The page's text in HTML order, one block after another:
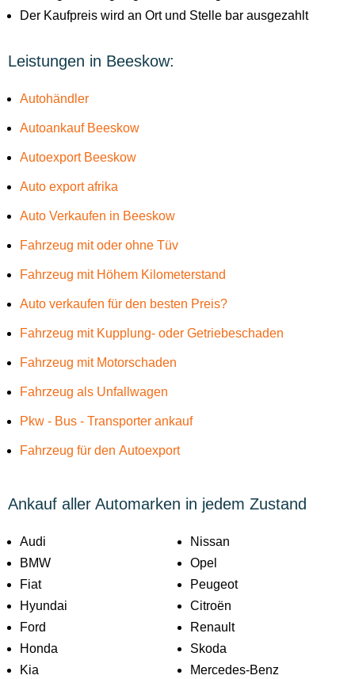
Der Kaufpreis wird an Ort und Stelle bar ausgezahlt
Leistungen in Beeskow:
Autohändler
Autoankauf Beeskow
Autoexport Beeskow
Auto export afrika
Auto Verkaufen in Beeskow
Fahrzeug mit oder ohne Tüv
Fahrzeug mit Höhem Kilometerstand
Auto verkaufen für den besten Preis?
Fahrzeug mit Kupplung- oder Getriebeschaden
Fahrzeug mit Motorschaden
Fahrzeug als Unfallwagen
Pkw - Bus - Transporter ankauf
Fahrzeug für den Autoexport
Ankauf aller Automarken in jedem Zustand
Audi
BMW
Fiat
Hyundai
Ford
Honda
Kia
Nissan
Opel
Peugeot
Citroën
Renault
Skoda
Mercedes-Benz